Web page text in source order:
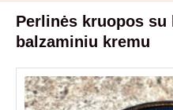
Perlinės kruopos
balzaminiu kremu